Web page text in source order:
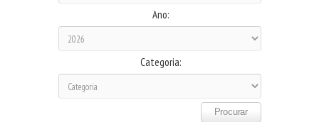
Ano:
Categoria: